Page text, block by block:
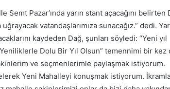
Pazar’ında yarın stant açacağını belirten
vatandaşlarımıza sunacağız.” dedi.
kaydeden Dağ, şunları söyledi: “Yeni yıl
Dolu Bir Yıl Olsun” temennimi bir kez
ve seçmenlerimle paylaşmak istiyorum.
Yeni Mahalleyi konuşmak istiyorum.